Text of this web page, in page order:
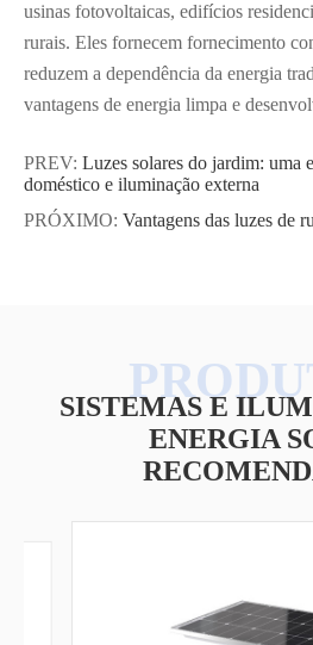
usinas fotovoltaicas, edifícios
rurais. Eles fornecem fornecimento
reduzem a dependência da energia
vantagens de energia limpa e
PREV: Luzes solares do jardim: uma
doméstico e iluminação externa
PRÓXIMO: Vantagens das luzes de
SISTEMAS E
ENERGIA